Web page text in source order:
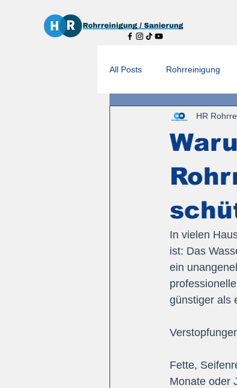
All Posts Rohrreinigung
HR
In vielen
ist: Das
ein
günstiger als
Fette,
Monate oder